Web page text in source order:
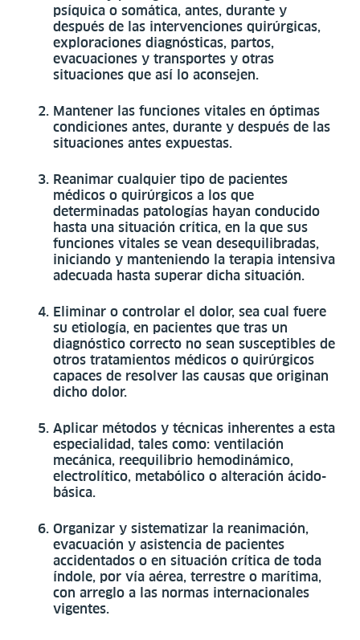
psíquica o somática, antes, durante y
después de las intervenciones quirúrgicas,
exploraciones diagnósticas, partos,
evacuaciones y transportes y otras
situaciones que así lo aconsejen.
Mantener las funciones vitales en óptimas
condiciones antes, durante y después de las
situaciones antes expuestas.
Reanimar cualquier tipo de pacientes
médicos o quirúrgicos a los que
determinadas patologías hayan conducido
hasta una situación crítica, en la que sus
funciones vitales se vean desequilibradas,
iniciando y manteniendo la terapia intensiva
adecuada hasta superar dicha situación.
Eliminar o controlar el dolor, sea cual fuere
su etiología, en pacientes que tras un
diagnóstico correcto no sean susceptibles de
otros tratamientos médicos o quirúrgicos
capaces de resolver las causas que originan
dicho dolor.
Aplicar métodos y técnicas inherentes a esta
especialidad, tales como: ventilación
mecánica, reequilibrio hemodinámico,
electrolítico, metabólico o alteración ácido-
básica.
Organizar y sistematizar la reanimación,
evacuación y asistencia de pacientes
accidentados o en situación crítica de toda
índole, por vía aérea, terrestre o marítima,
con arreglo a las normas internacionales
vigentes.